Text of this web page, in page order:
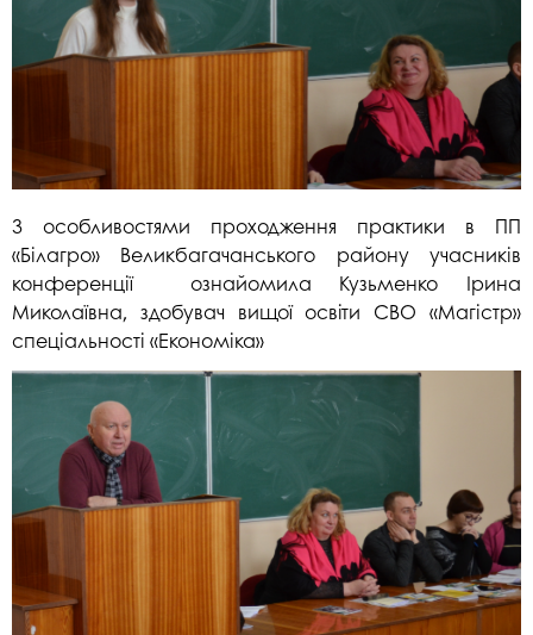
З особливостями проходження практики в ПП
«Білагро» Великбагачанського району учасників
конференції ознайомила Кузьменко Ірина
Миколаївна, здобувач вищої освіти СВО «Магістр»
спеціальності «Економіка»